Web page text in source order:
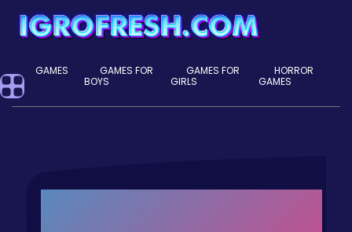
GAMES
GAMES FOR
BOYS
GAMES FOR
GIRLS
HORROR
GAMES